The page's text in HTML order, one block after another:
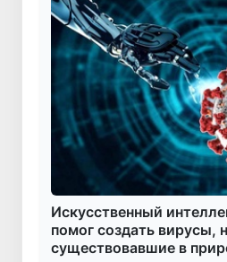
Искусственный
помог создать вирусы,
существовавшие в